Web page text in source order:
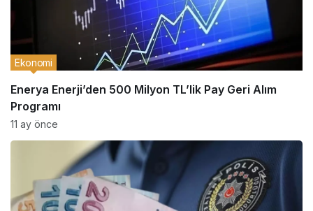
Enerya Enerji’den 500 Milyon TL’lik Pay Geri Alım
Programı
Ekonomi
11 ay önce